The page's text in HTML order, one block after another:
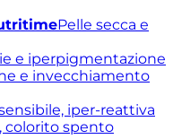
Pelle secca e
e iperpigmentazione
e invecchiamento
iper-reattiva
colorito spento